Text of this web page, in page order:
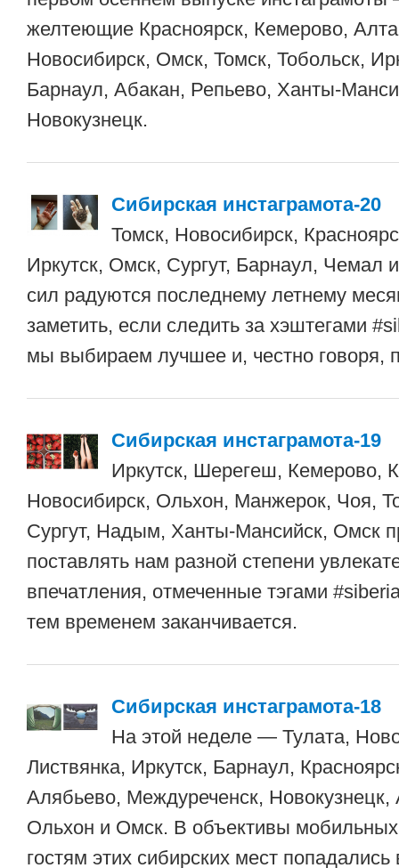
желтеющие Красноярск, Кемерово,
Новосибирск, Омск, Томск, Тобольск,
Барнаул, Абакан, Репьево, Ханты-
Новокузнецк.
Сибирская инстаграмота-20
Томск, Новосибирск,
Иркутск, Омск, Сургут, Барнаул, Чемал
сил радуются последнему летнему
заметить, если следить за хэштегами
мы выбираем лучшее и, честно говоря,
Сибирская инстаграмота-19
Иркутск, Шерегеш, Кемерово,
Новосибирск, Ольхон, Манжерок, Чоя,
Сургут, Надым, Ханты-Мансийск, Омск
поставлять нам разной степени
впечатления, отмеченные тэгами
тем временем заканчивается.
Сибирская инстаграмота-18
На этой неделе — Тулата,
Листвянка, Иркутск, Барнаул,
Алябьево, Междуреченск, Новокузнецк,
Ольхон и Омск. В объективы
гостям этих сибирских мест